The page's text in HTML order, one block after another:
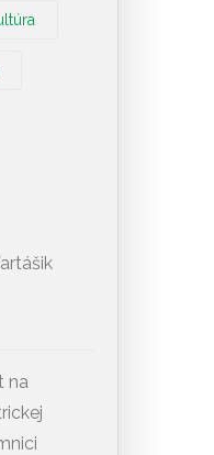
na